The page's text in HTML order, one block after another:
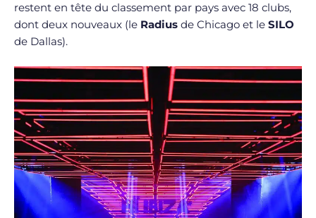
restent en tête du classement par pays avec 18 clubs,
dont deux nouveaux (le Radius de Chicago et le SILO
de Dallas).